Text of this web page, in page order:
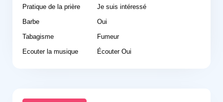
Pratique de la prière
Je suis intéressé
Barbe
Oui
Tabagisme
Fumeur
Ecouter la musique
Écouter Oui